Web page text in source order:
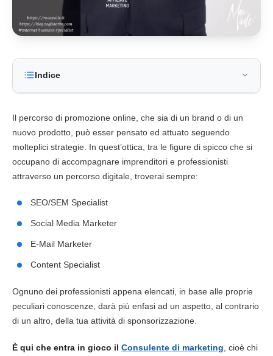
Indice
Il percorso di promozione online, che sia di un brand o di un
nuovo prodotto, può esser pensato ed attuato seguendo
molteplici strategie. In quest’ottica, tra le figure di spicco che si
occupano di accompagnare imprenditori e professionisti
attraverso un percorso digitale , troverai sempre:
SEO/SEM Specialist
Social Media Marketer
E-Mail Marketer
Content Specialist
Ognuno dei professionisti appena elencati, in base alle proprie
peculiari conoscenze, darà più enfasi ad un aspetto, al contrario
di un altro, della tua attività di sponsorizzazione.
È qui che entra in gioco il Consulente di marketing , cioè chi